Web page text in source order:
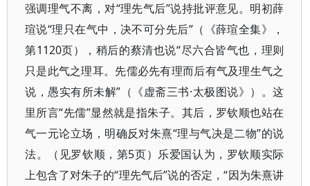
强调理气不离，对“理先气后”说持批评意见。明初薛
瑄说“理只在气中，决不可分先后”（《薛瑄全集》，
第1120页），稍后的蔡清也说“尽六合皆气也，理则
只是此气之理耳。先儒必先有理而后有气及理生气之
说，愚实有所未解”（《虚斋三书·太极图说》）。这
里所言“先儒”显然就是指朱子。其后，罗钦顺也站在
气一元论立场，明确反对朱熹“理与气决是二物”的说
法。（见罗钦顺，第5页）乐爱国认为，罗钦顺实际
上包含了对朱子的“理先气后”说的否定，“因为朱熹讲